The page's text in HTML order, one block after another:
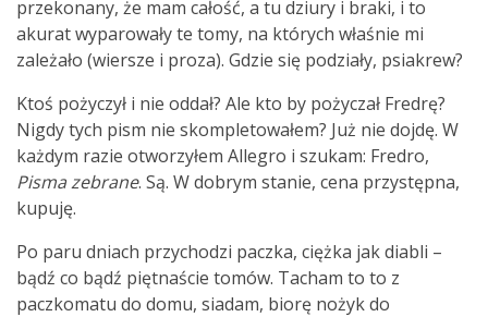
przekonany, że mam całość, a tu dziury i braki, i to
akurat wyparowały te tomy, na których właśnie mi
zależało (wiersze i proza). Gdzie się podziały, psiakrew?
Ktoś pożyczył i nie oddał? Ale kto by pożyczał Fredrę?
Nigdy tych pism nie skompletowałem? Już nie dojdę. W
każdym razie otworzyłem Allegro i szukam: Fredro,
Pisma zebrane. Są. W dobrym stanie, cena przystępna,
kupuję.
Po paru dniach przychodzi paczka, ciężka jak diabli –
bądź co bądź piętnaście tomów. Tacham to to z
paczkomatu do domu, siadam, biorę nożyk do